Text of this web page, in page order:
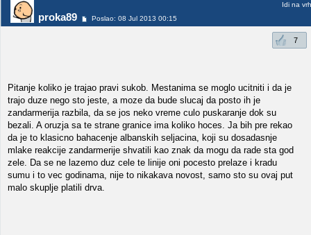
proka89 Poslao: 08 Jul 2013 00:15
Idi na vrh
7
Pitanje koliko je trajao pravi sukob. Mestanima se moglo ucitniti i da je
trajo duze nego sto jeste, a moze da bude slucaj da posto ih je
zandarmerija razbila, da se jos neko vreme culo puskaranje dok su
bezali. A oruzja sa te strane granice ima koliko hoces. Ja bih pre rekao
da je to klasicno bahacenje albanskih seljacina, koji su dosadasnje
mlake reakcije zandarmerije shvatili kao znak da mogu da rade sta god
zele. Da se ne lazemo duz cele te linije oni pocesto prelaze i kradu
sumu i to vec godinama, nije to nikakava novost, samo sto su ovaj put
malo skuplje platili drva.